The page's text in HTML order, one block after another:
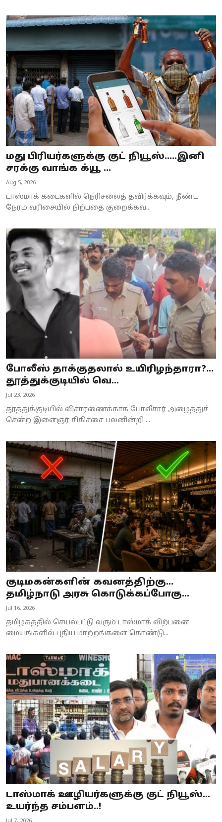
மது பிரியர்களுக்கு குட் நியூஸ்…..இனி
சரக்கு வாங்க க்யூ ...
Aug 5, 2026
டாஸ்மாக் கடைகளில் நெரிசலைத் தவிர்க்கவும், நீண்ட
நேரம் வரிசையில் நிற்பதை குறைக்கவ...
போலீஸ் தாக்குதலால் உயிரிழந்தாரா?...
தூத்துக்குடியில் வெ...
Jul 23, 2026
தூத்துக்குடியில் விசாரணைக்காக போலீசார் அழைத்துச்
சென்ற இளைஞர் சிகிச்சை பலனின்றி ...
குடிமகன்களின் கவனத்திற்கு…
தமிழ்நாடு அரசு கொடுக்கப்போகு...
Jul 16, 2026
தமிழகத்தில் செயல்பட்டு வரும் டாஸ்மாக் விற்பனை
மையங்களில் புதிய மாற்றங்களை கொண்டு...
டாஸ்மாக் ஊழியர்களுக்கு குட் நியூஸ்…
உயர்ந்த சம்பளம்..!